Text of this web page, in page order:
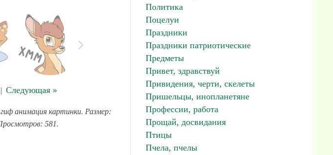
| Следующая »
анимация картинки. Размер:
581.
Политика
Поцелуи
Праздники
Праздники патриотические
Предметы
Привет, здравствуй
Привидения, черти, скелеты
Пришельцы, инопланетяне
Профессии, работа
Прощай, досвидания
Птицы
Пчела, пчелы